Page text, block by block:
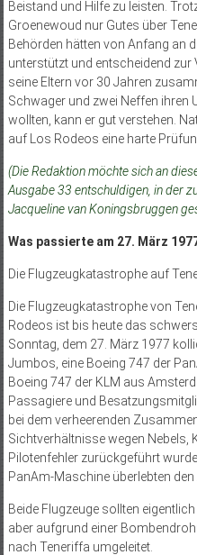
Beistand und Hilfe zu leisten.
Groenewoud nur Gutes über
Behörden hätten von Anfang an
unterstützt und entscheidend
seine Eltern vor 30 Jahren
Schwager und zwei Neffen ihren
wollten, kann er gut verstehen.
auf Los Rodeos eine harte
(Die Redaktion möchte sich an
Ausgabe 33 entschuldigen, in der
Jacqueline van Koningsbruggen
Was passierte am 27. März
Die Flugzeugkatastrophe auf
Die Flugzeugkatastrophe von
Rodeos ist bis heute das
Sonntag, dem 27. März 1977
Jumbos, eine Boeing 747 der
Boeing 747 der KLM aus
Passagiere und
bei dem verheerenden
Sichtverhältnisse wegen
Pilotenfehler zurückgeführt
PanAm-Maschine überlebten den
Beide Flugzeuge sollten
aber aufgrund einer
nach Teneriffa umgeleitet.